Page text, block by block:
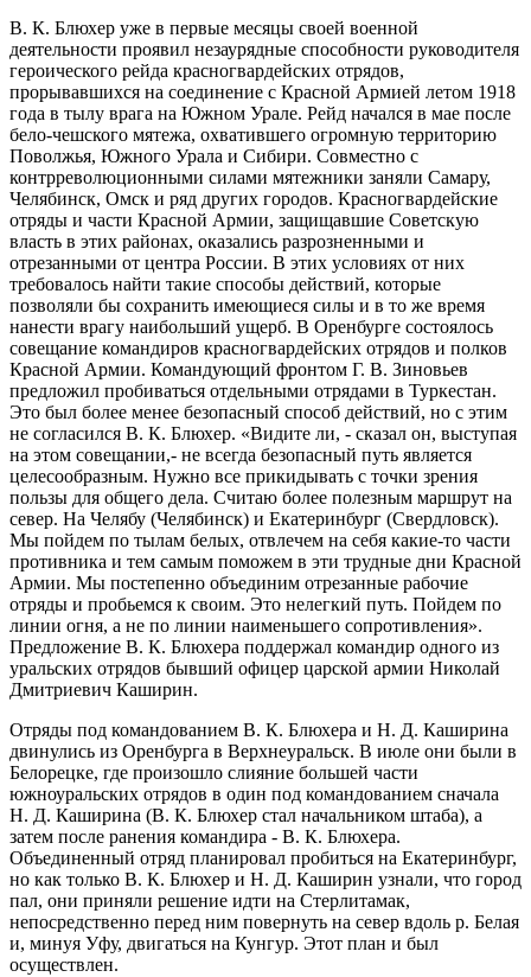
В. К. Блюхер уже в первые месяцы своей военной
деятельности проявил незаурядные способности руководителя
героического рейда красногвардейских отрядов,
прорывавшихся на соединение с Красной Армией летом 1918
года в тылу врага на Южном Урале. Рейд начался в мае после
бело-чешского мятежа, охватившего огромную территорию
Поволжья, Южного Урала и Сибири. Совместно с
контрреволюционными силами мятежники заняли Самару,
Челябинск, Омск и ряд других городов. Красногвардейские
отряды и части Красной Армии, защищавшие Советскую
власть в этих районах, оказались разрозненными и
отрезанными от центра России. В этих условиях от них
требовалось найти такие способы действий, которые
позволяли бы сохранить имеющиеся силы и в то же время
нанести врагу наибольший ущерб. В Оренбурге состоялось
совещание командиров красногвардейских отрядов и полков
Красной Армии. Командующий фронтом Г. В. Зиновьев
предложил пробиваться отдельными отрядами в Туркестан.
Это был более менее безопасный способ действий, но с этим
не согласился В. К. Блюхер. «Видите ли, - сказал он, выступая
на этом совещании,- не всегда безопасный путь является
целесообразным. Нужно все прикидывать с точки зрения
пользы для общего дела. Считаю более полезным маршрут на
север. На Челябу (Челябинск) и Екатеринбург (Свердловск).
Мы пойдем по тылам белых, отвлечем на себя какие-то части
противника и тем самым поможем в эти трудные дни Красной
Армии. Мы постепенно объединим отрезанные рабочие
отряды и пробьемся к своим. Это нелегкий путь. Пойдем по
линии огня, а не по линии наименьшего сопротивления».
Предложение В. К. Блюхера поддержал командир одного из
уральских отрядов бывший офицер царской армии Николай
Дмитриевич Каширин.
Отряды под командованием В. К. Блюхера и Н. Д. Каширина
двинулись из Оренбурга в Верхнеуральск. В июле они были в
Белорецке, где произошло слияние большей части
южноуральских отрядов в один под командованием сначала
Н. Д. Каширина (В. К. Блюхер стал начальником штаба), а
затем после ранения командира - В. К. Блюхера.
Объединенный отряд планировал пробиться на Екатеринбург,
но как только В. К. Блюхер и Н. Д. Каширин узнали, что город
пал, они приняли решение идти на Стерлитамак,
непосредственно перед ним повернуть на север вдоль р. Белая
и, минуя Уфу, двигаться на Кунгур. Этот план и был
осуществлен.